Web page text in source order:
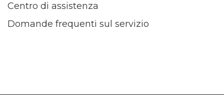
Centro di assistenza
Domande frequenti sul servizio